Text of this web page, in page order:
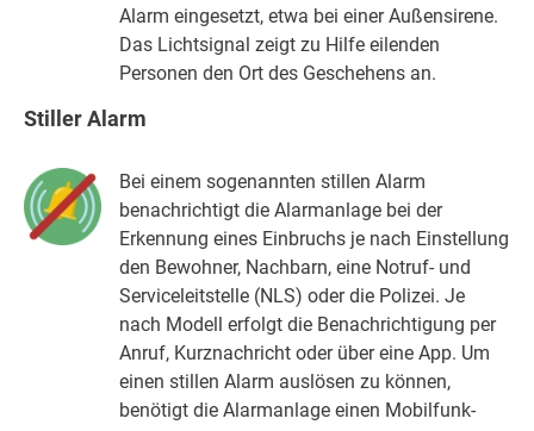
Alarm eingesetzt, etwa bei einer Außensirene.
Das Lichtsignal zeigt zu Hilfe eilenden
Personen den Ort des Geschehens an.
Stiller Alarm
Bei einem sogenannten stillen Alarm
benachrichtigt die Alarmanlage bei der
Erkennung eines Einbruchs je nach Einstellung
den Bewohner, Nachbarn, eine Notruf- und
Serviceleitstelle (NLS) oder die Polizei. Je
nach Modell erfolgt die Benachrichtigung per
Anruf, Kurznachricht oder über eine App. Um
einen stillen Alarm auslösen zu können,
benötigt die Alarmanlage einen Mobilfunk-